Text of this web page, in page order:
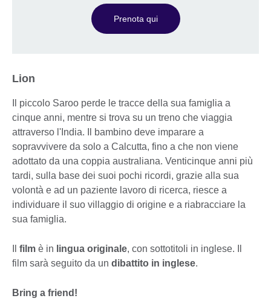
Prenota qui
Lion
Il piccolo Saroo perde le tracce della sua famiglia a
cinque anni, mentre si trova su un treno che viaggia
attraverso l'India. Il bambino deve imparare a
sopravvivere da solo a Calcutta, fino a che non viene
adottato da una coppia australiana. Venticinque anni più
tardi, sulla base dei suoi pochi ricordi, grazie alla sua
volontà e ad un paziente lavoro di ricerca, riesce a
individuare il suo villaggio di origine e a riabracciare la
sua famiglia.
film è in lingua originale, con sottotitoli in inglese. Il
film sarà seguito da un dibattito in inglese.
Bring a friend!